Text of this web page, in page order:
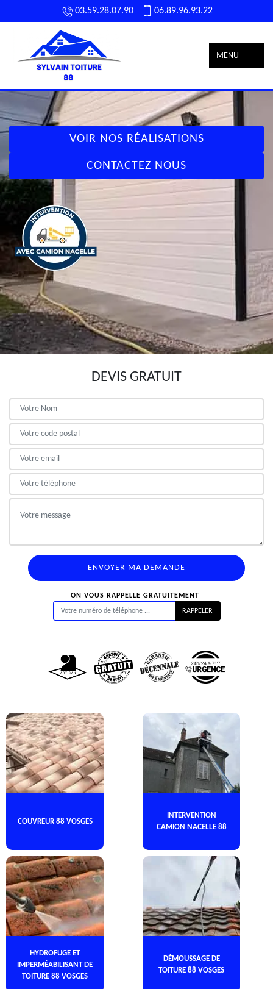
03.59.28.07.90 06.89.96.93.22
MENU
VOIR NOS RÉALISATIONS
CONTACTEZ NOUS
DEVIS GRATUIT
ON VOUS RAPPELLE GRATUITEMENT
COUVREUR 88 VOSGES
INTERVENTION
CAMION NACELLE 88
HYDROFUGE ET
IMPERMÉABILISANT DE
TOITURE 88 VOSGES
DÉMOUSSAGE DE
TOITURE 88 VOSGES